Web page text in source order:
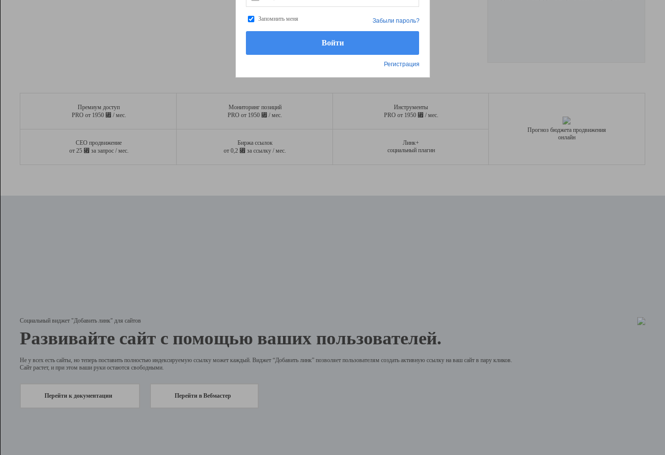
Премиум доступ
PRO от 1950 ⃏ / мес.
Мониторинг позиций
PRO от 1950 ⃏ / мес.
Инструменты
PRO от 1950 ⃏ / мес.
СЕО продвижение
от 25 ⃏ за запрос / мес.
Биржа ссылок
от 0,2 ⃏ за ссылку / мес.
Линк+
социальный плагин
Прогноз бюджета продвижения
онлайн
Социальный виджет "Добавить линк" для сайтов
Развивайте сайт с помощью ваших пользователей.
Не у всех есть сайты, но теперь поставить полностью индексируемую ссылку может каждый. Виджет “Добавить линк” позволяет пользователям создать активную ссылку на ваш сайт в пару кликов.
Сайт растет, и при этом ваши руки остаются свободными.
Перейти к документации Перейти в Вебмастер
Запомнить меня
Регистрация
Забыли пароль?